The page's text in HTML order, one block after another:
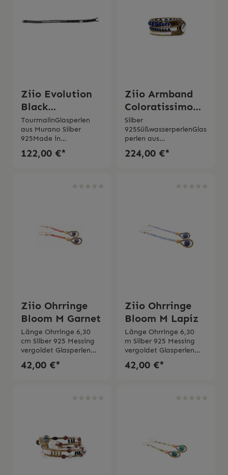
Ziio Evolution
Black
Tourmaline
Small
TourmalinGlasperlen
aus Murano Silber
925Made in
ItalyHandgefertigt2
Jahre Garantie
122,00 €*
Ziio Armband
Coloratissimo
Lapiz
Silber
925SüßwasserperlenGlas
perlen aus
Murano Lapiz
LazuliWasserperlenMad
224,00 €*
Ziio Ohrringe
Bloom M Garnet
Länge Ohrringe 6,30
cm Silber 925 Messing
vergoldet Glasperlen
MuranoGranatZirkonia
42,00 €*
Ziio Ohrringe
Bloom M Lapiz
Länge Ohrringe 6,30
m Silber 925 Messing
vergoldet Glasperlen
MuranoLapislazuliZirko
42,00 €*